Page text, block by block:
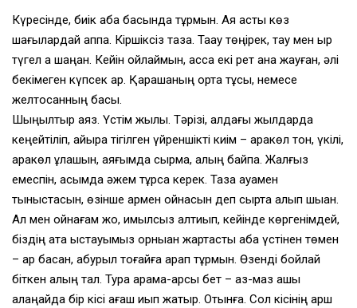
Күресінде, биік қабақ басында тұрмын. Аяқ асты көз
шағылардай аппақ. Кіршіксіз таза. Тақау төңірек, тау мен қыр
түгел ақ шаңқан. Кейін ойлаймын, асса екі рет қана жауған, әлі
бекімеген күпсек қар. Қарашаның орта тұсы, немесе
желтоқсанның басы.
Шыңылтыр аяз. Үстім жылы. Тәрізі, алдағы жылдарда
кеңейтіліп, қайыра тігілген үйреншікті киім – қаракөл тон, үкілі,
қаракөл құлақшын, аяғымда сырма, қалың байпақ. Жалғыз
емеспін, қасымда әжем тұрса керек. Таза ауамен
тыныстасын, өзінше қармен ойнасын деп сыртқа алып шыққан.
Ал мен ойнағам жоқ, қимылсыз қалтиып, кейінде көргенімдей,
біздің ата қыстауымыз орныққан жартасты қабақ үстінен төмен
– қар басқан, ақбурыл тоғайға қарап тұрмын. Өзенді бойлай
біткен қалың тал. Тура қарама-қарсы бет – аз-маз ашық
алаңқайда бір кісі ағаш қиып жатыр. Отынға. Сол кісінің қарш